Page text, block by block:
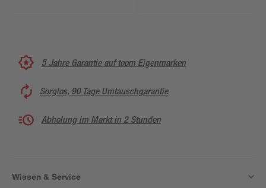
5 Jahre Garantie auf toom Eigenmarken
Sorglos, 90 Tage Umtauschgarantie
Abholung im Markt in 2 Stunden
Wissen & Service